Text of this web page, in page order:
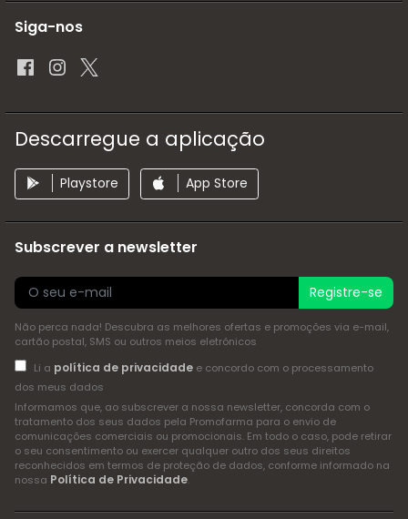
Siga-nos
Descarregue a aplicação
Playstore App Store
Subscrever a newsletter
Registre-se
Não perca nada! Descubra as melhores ofertas e promoções via e-mail,
cartão postal, SMS ou outros meios eletrónicos
Li a política de privacidadee concordo com o processamento
dos meus dados
Informamos que, ao subscrever a nossa newsletter, concorda com o
tratamento dos seus dados pela Promofarma para o envio de
comunicações comerciais ou promocionais. Em todo o caso, pode retirar
o seu consentimento ou exercer qualquer outro dos seus direitos
reconhecidos em termos de proteção de dados, conforme informado na
nossa Política de Privacidade.